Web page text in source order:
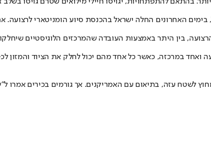
בין היתר באמצעות העובדה שהמרכזים הלוגיסטיים
לשטח עזה, בתיאום עם האמריקנים. אך גורמים בכירים אמרו